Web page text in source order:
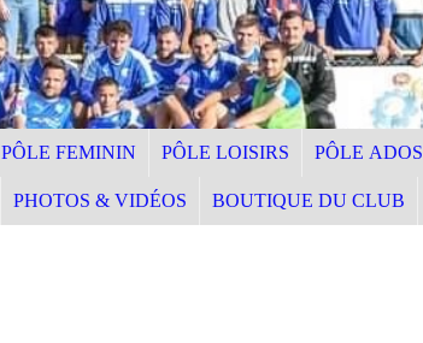
PÔLE FEMININ PÔLE LOISIRS PÔLE ADOS
PHOTOS & VIDÉOS BOUTIQUE DU CLUB